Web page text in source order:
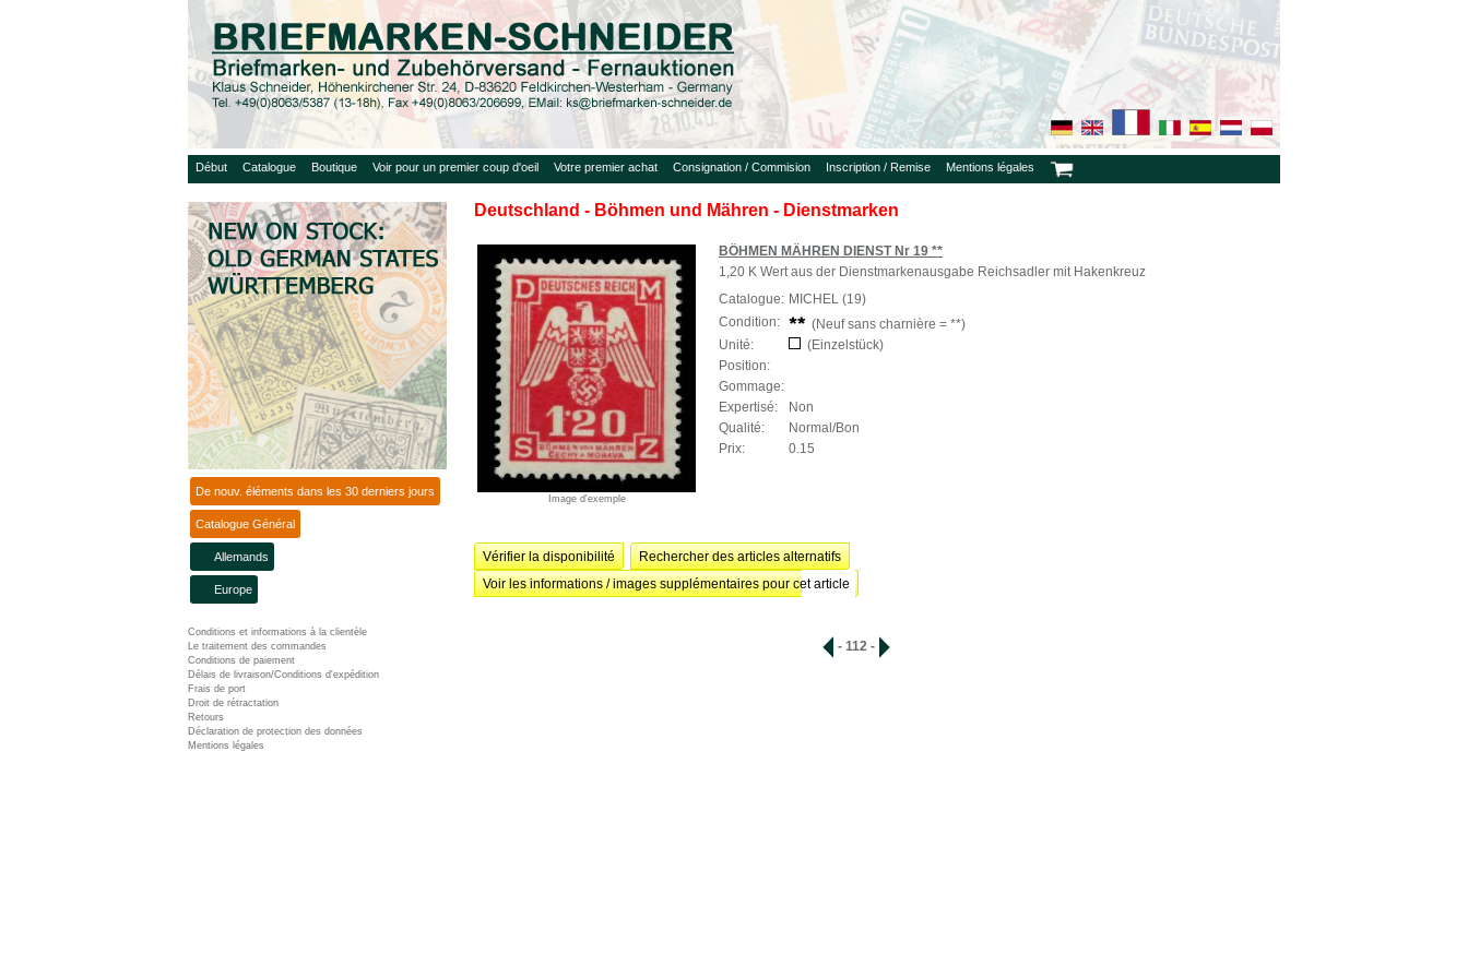
Début Catalogue Boutique Voir pour un premier coup d'oeil Votre premier achat Consignation / Commision Inscription / Remise Mentions légales
De nouv. éléments dans les 30 derniers jours
Catalogue Général
Allemands
Europe
Conditions et informations à la clientèle
Le traitement des commandes
Conditions de paiement
Délais de livraison/Conditions d'expédition
Frais de port
Droit de rétractation
Retours
Déclaration de protection des données
Mentions légales
Deutschland - Böhmen und Mähren - Dienstmarken
Image d'exemple
BÖHMEN MÄHREN DIENST Nr 19 **
1,20 K Wert aus der Dienstmarkenausgabe Reichsadler mit Hakenkreuz
Catalogue: MICHEL (19)
Condition:
(Neuf sans charnière = **)
Unité:
(Einzelstück)
Position:
Gommage:
Expertisé:
Non
Qualité:
Normal/Bon
Prix:
0.15
Vérifier la disponibilité
Rechercher des articles alternatifs
Voir les informations / images supplémentaires pour cet article
- 112 -